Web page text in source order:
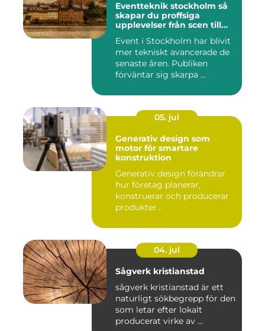
Eventteknik stockholm så
skapar du proffsiga
upplevelser från scen till
Event i Stockholm har blivit
mer tekniskt avancerade de
senaste åren. Publiken
förväntar sig skarpa ...
05. jul
Generativ design som
motor för smartare
konstruktion
Generativ design förändrar
hur företag planerar,
konstruerar och producerar
produkter...
04. jul
Sågverk kristianstad
sågverk kristianstad är ett
naturligt sökbegrepp för den
som letar efter lokalt
producerat virke av ...